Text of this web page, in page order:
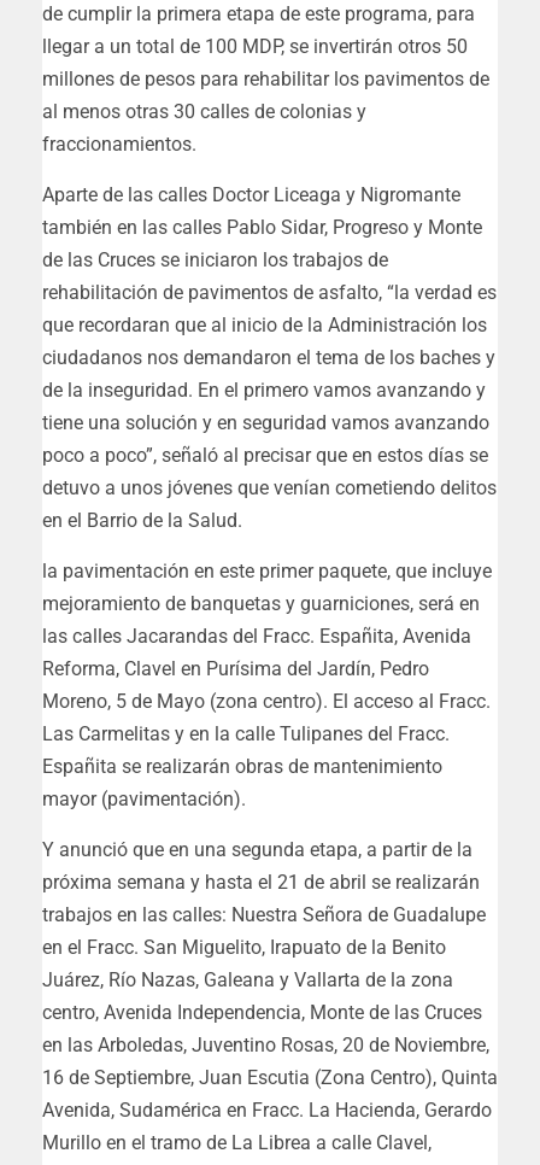
de cumplir la primera etapa de este programa, para
llegar a un total de 100 MDP, se invertirán otros 50
millones de pesos para rehabilitar los pavimentos de
al menos otras 30 calles de colonias y
fraccionamientos.
Aparte de las calles Doctor Liceaga y Nigromante
también en las calles Pablo Sidar, Progreso y Monte
de las Cruces se iniciaron los trabajos de
rehabilitación de pavimentos de asfalto, “la verdad es
que recordaran que al inicio de la Administración los
ciudadanos nos demandaron el tema de los baches y
de la inseguridad. En el primero vamos avanzando y
tiene una solución y en seguridad vamos avanzando
poco a poco”, señaló al precisar que en estos días se
detuvo a unos jóvenes que venían cometiendo delitos
en el Barrio de la Salud.
la pavimentación en este primer paquete, que incluye
mejoramiento de banquetas y guarniciones, será en
las calles Jacarandas del Fracc. Españita, Avenida
Reforma, Clavel en Purísima del Jardín, Pedro
Moreno, 5 de Mayo (zona centro). El acceso al Fracc.
Las Carmelitas y en la calle Tulipanes del Fracc.
Españita se realizarán obras de mantenimiento
mayor (pavimentación).
Y anunció que en una segunda etapa, a partir de la
próxima semana y hasta el 21 de abril se realizarán
trabajos en las calles: Nuestra Señora de Guadalupe
en el Fracc. San Miguelito, Irapuato de la Benito
Juárez, Río Nazas, Galeana y Vallarta de la zona
centro, Avenida Independencia, Monte de las Cruces
en las Arboledas, Juventino Rosas, 20 de Noviembre,
16 de Septiembre, Juan Escutia (Zona Centro), Quinta
Avenida, Sudamérica en Fracc. La Hacienda, Gerardo
Murillo en el tramo de La Librea a calle Clavel,